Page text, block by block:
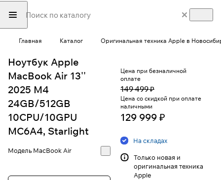
Главная Каталог Оригинальная техника Apple в
Ноутбук Apple
MacBook Air 13''
2025 M4
24GB/512GB
10CPU/10GPU
MC6A4, Starlight
МодельMacBook Air
Цена при безналичной
оплате
149 499 ₽
Цена со скидкой при оплате
наличными
129 999 ₽
На складах
Только новая и
оригинальная техника
Apple